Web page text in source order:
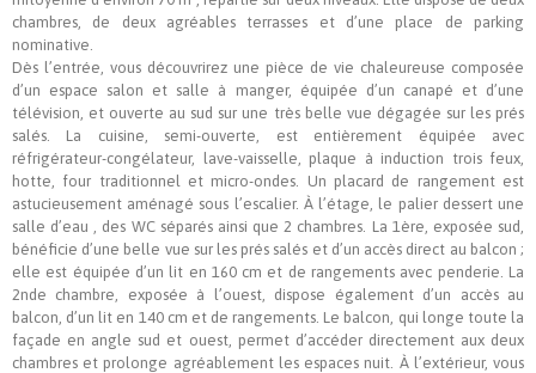
chambres, de deux agréables terrasses et d’une place de parking
nominative.
Dès l’entrée, vous découvrirez une pièce de vie chaleureuse composée
d’un espace salon et salle à manger, équipée d’un canapé et d’une
télévision, et ouverte au sud sur une très belle vue dégagée sur les prés
salés. La cuisine, semi-ouverte, est entièrement équipée avec
réfrigérateur-congélateur, lave-vaisselle, plaque à induction trois feux,
hotte, four traditionnel et micro-ondes. Un placard de rangement est
astucieusement aménagé sous l’escalier. À l’étage, le palier dessert une
salle d’eau , des WC séparés ainsi que 2 chambres. La 1ère, exposée sud,
bénéficie d’une belle vue sur les prés salés et d’un accès direct au balcon ;
elle est équipée d’un lit en 160 cm et de rangements avec penderie. La
2nde chambre, exposée à l’ouest, dispose également d’un accès au
balcon, d’un lit en 140 cm et de rangements. Le balcon, qui longe toute la
façade en angle sud et ouest, permet d’accéder directement aux deux
chambres et prolonge agréablement les espaces nuit. À l’extérieur, vous